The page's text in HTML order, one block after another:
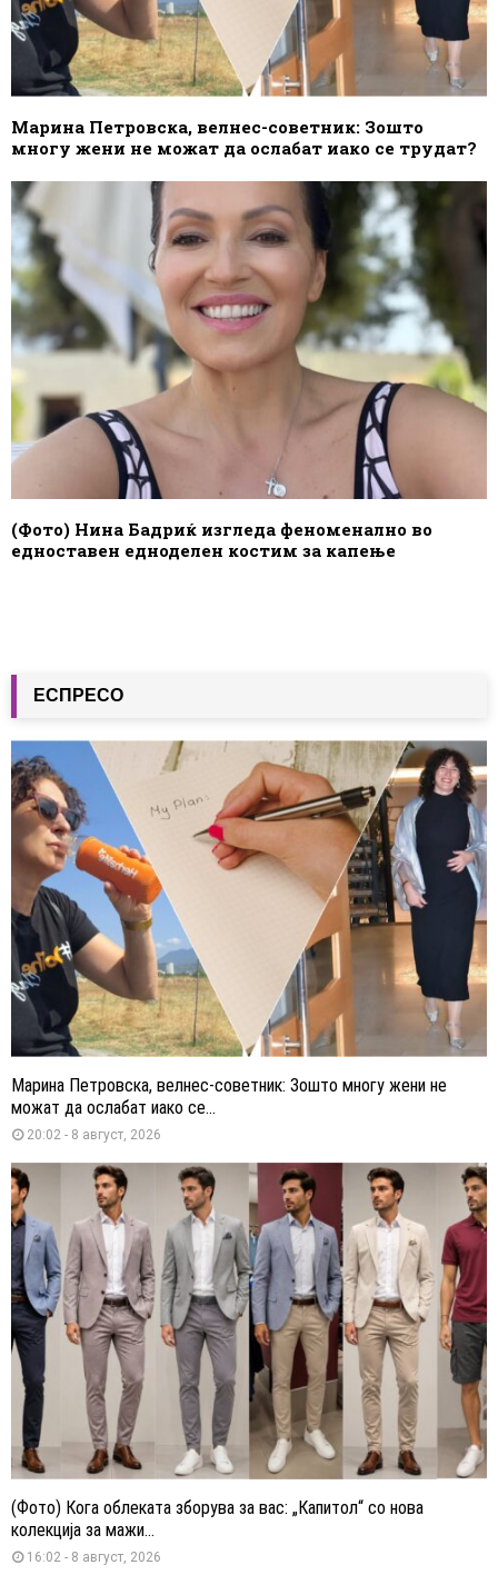
Марина Петровска, велнес-советник: Зошто
многу жени не можат да ослабат иако се трудат?
(Фото) Нина Бадриќ изгледа феноменално во
едноставен едноделен костим за капење
ЕСПРЕСО
Марина Петровска, велнес-советник: Зошто многу жени не
можат да ослабат иако се...
20:02 - 8 август, 2026
(Фото) Кога облеката зборува за вас: „Капитол“ со нова
колекција за мажи...
16:02 - 8 август, 2026